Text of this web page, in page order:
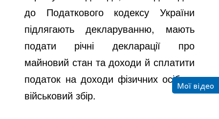
до Податкового кодексу України
підлягають декларуванню, мають
подати річні декларації про
майновий стан та доходи й сплатити
податок на доходи фізичних осіб та
військовий збір.
Мої відео